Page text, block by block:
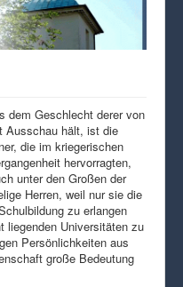
dem Geschlecht derer von
Ausschau hält, ist die
die im kriegerischen
hervorragten,
unter den Großen der
Herren, weil nur sie die
zu erlangen
liegenden Universitäten zu
Persönlichkeiten aus
große Bedeutung